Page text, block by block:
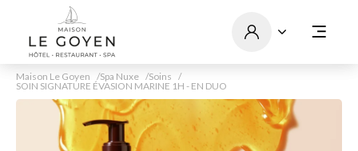
Maison Le Goyen Spa Nuxe
Soins
SOIN SIGNATURE ÉVASION MARINE 1H - EN DUO